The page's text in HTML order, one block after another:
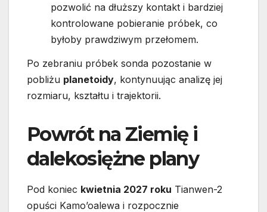
pozwolić na dłuższy kontakt i bardziej
kontrolowane pobieranie próbek, co
byłoby prawdziwym przełomem.
Po zebraniu próbek sonda pozostanie w
pobliżu planetoidy, kontynuując analizę jej
rozmiaru, kształtu i trajektorii.
Powrót na Ziemię i
dalekosiężne plany
Pod koniec kwietnia 2027 roku Tianwen-2
opuści Kamo’oalewa i rozpocznie